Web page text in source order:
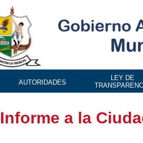
AUTORIDADES
LEY DE
Informe a la